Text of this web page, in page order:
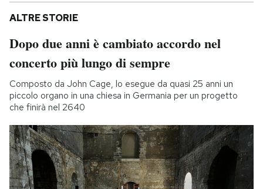
ALTRE STORIE
Dopo due anni è cambiato accordo nel
concerto più lungo di sempre
Composto da John Cage, lo esegue da quasi 25 anni un
piccolo organo in una chiesa in Germania per un progetto
che finirà nel 2640